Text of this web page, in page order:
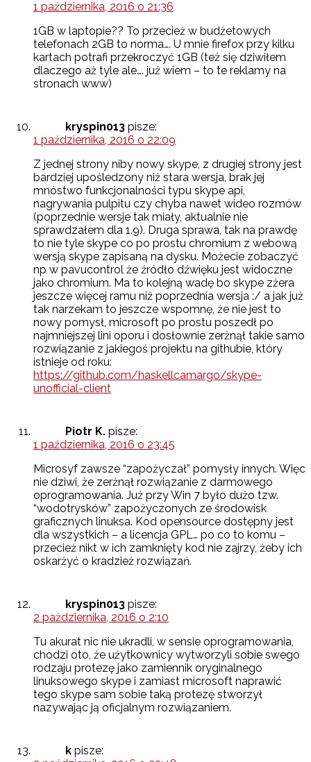
1 października, 2016 o 21:36
1GB w laptopie?? To przecież w budżetowych
telefonach 2GB to norma…. U mnie firefox przy kilku
kartach potrafi przekroczyć 1GB (też się dziwiłem
dlaczego aż tyle ale…. już wiem – to te reklamy na
stronach www)
kryspin013 pisze:
1 października, 2016 o 22:09
Z jednej strony niby nowy skype, z drugiej strony jest
bardziej upośledzony niż stara wersja, brak jej
mnóstwo funkcjonalności typu skype api,
nagrywania pulpitu czy chyba nawet wideo rozmów
(poprzednie wersje tak miały, aktualnie nie
sprawdzałem dla 1.9). Druga sprawa, tak na prawdę
to nie tyle skype co po prostu chromium z webową
wersją skype zapisaną na dysku. Możecie zobaczyć
np w pavucontrol że źródło dźwięku jest widoczne
jako chromium. Ma to kolejną wadę bo skype zżera
jeszcze więcej ramu niż poprzednia wersja :/ a jak już
tak narzekam to jeszcze wspomnę, że nie jest to
nowy pomysł, microsoft po prostu poszedł po
najmniejszej lini oporu i dosłownie zerżnął takie samo
rozwiązanie z jakiegoś projektu na githubie, który
istnieje od roku:
https://github.com/haskellcamargo/skype-
unofficial-client
Piotr K. pisze:
1 października, 2016 o 23:45
Microsyf zawsze “zapożyczał” pomysły innych. Więc
nie dziwi, że zerżnął rozwiązanie z darmowego
oprogramowania. Już przy Win 7 było dużo tzw.
“wodotrysków” zapożyczonych ze środowisk
graficznych linuksa. Kod opensource dostępny jest
dla wszystkich – a licencja GPL… po co to komu –
przecież nikt w ich zamknięty kod nie zajrzy, żeby ich
oskarżyć o kradzież rozwiązań.
kryspin013 pisze:
2 października, 2016 o 2:10
Tu akurat nic nie ukradli, w sensie oprogramowania,
chodzi oto, że użytkownicy wytworzyli sobie swego
rodzaju protezę jako zamiennik oryginalnego
linuksowego skype i zamiast microsoft naprawić
tego skype sam sobie taką protezę stworzył
nazywając ją oficjalnym rozwiązaniem.
k pisze: